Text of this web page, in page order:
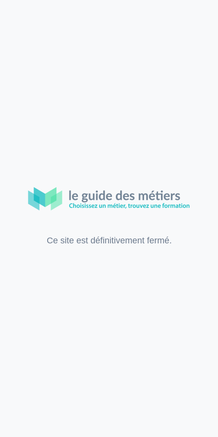
Ce site est définitivement fermé.